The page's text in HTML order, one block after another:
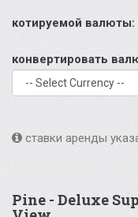
котируемой валюты:
конвертировать
ставки аренды
Pine - Deluxe